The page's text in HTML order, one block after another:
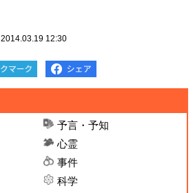
2014.03.19 12:30
予言・予知
心霊
事件
科学